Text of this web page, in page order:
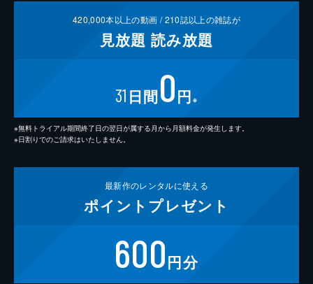
420,000本以上の動画 /210誌以上の雑誌が
見放題 読み放題
31 日間0円 ※
※無料トライアル期間終了日の翌日が属する月から月額料金が発生します。
※日割りでのご請求はいたしません。
最新作のレンタルに使える
ポイント プレゼント
600円分